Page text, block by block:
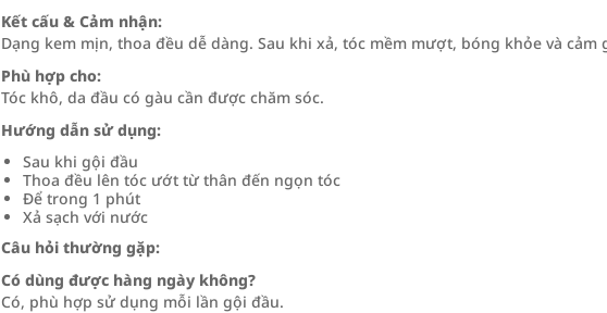
Kết cấu & Cảm nhận:
Dạng kem mịn, thoa đều dễ dàng. Sau khi xả, tóc mềm mượt, bóng khỏe và cảm
Phù hợp cho:
Tóc khô, da đầu có gàu cần được chăm sóc.
Hướng dẫn sử dụng:
Sau khi gội đầu
Thoa đều lên tóc ướt từ thân đến ngọn tóc
Để trong 1 phút
Xả sạch với nước
Câu hỏi thường gặp:
Có dùng được hàng ngày không?
Có, phù hợp sử dụng mỗi lần gội đầu.